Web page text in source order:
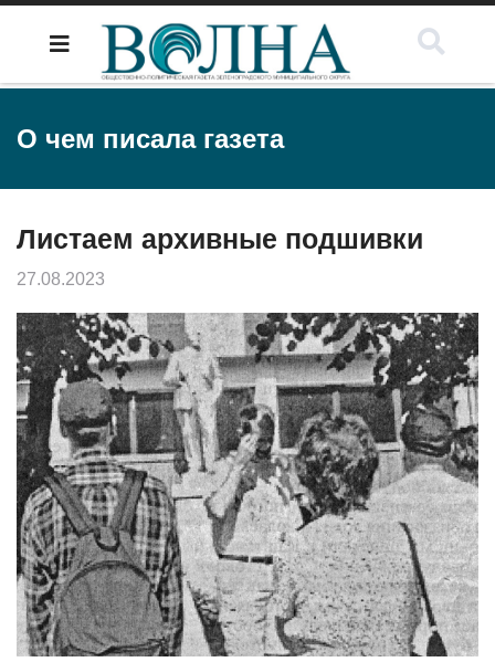
О чем писала газета
Листаем архивные подшивки
27.08.2023